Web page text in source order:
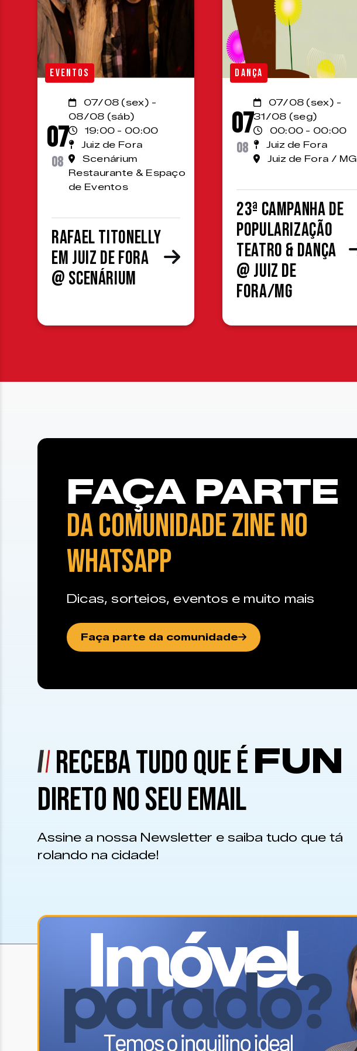
EVENTOS
07
08
07/08 (sex) -
08/08 (sáb)
19:00 - 00:00
Juiz de Fora
Scenárium
Restaurante & Espaço
de Eventos
Rafael Titonelly
em Juiz de Fora
@ Scenárium
DANÇA
07
08
07/08 (sex) -
31/08 (seg)
00:00 - 00:00
Juiz de Fora
Juiz de Fora / MG
23ª Campanha de
Popularização
Teatro & Dança
@ Juiz de
Fora/MG
FAÇA PARTE
DA COMUNIDADE ZINE NO
WHATSAPP
Dicas, sorteios, eventos e muito mais
Faça parte da comunidade
RECEBA TUDO QUE ÉFUN
DIRETO NO SEU EMAIL
Assine a nossa Newsletter e saiba tudo que tá
rolando na cidade!